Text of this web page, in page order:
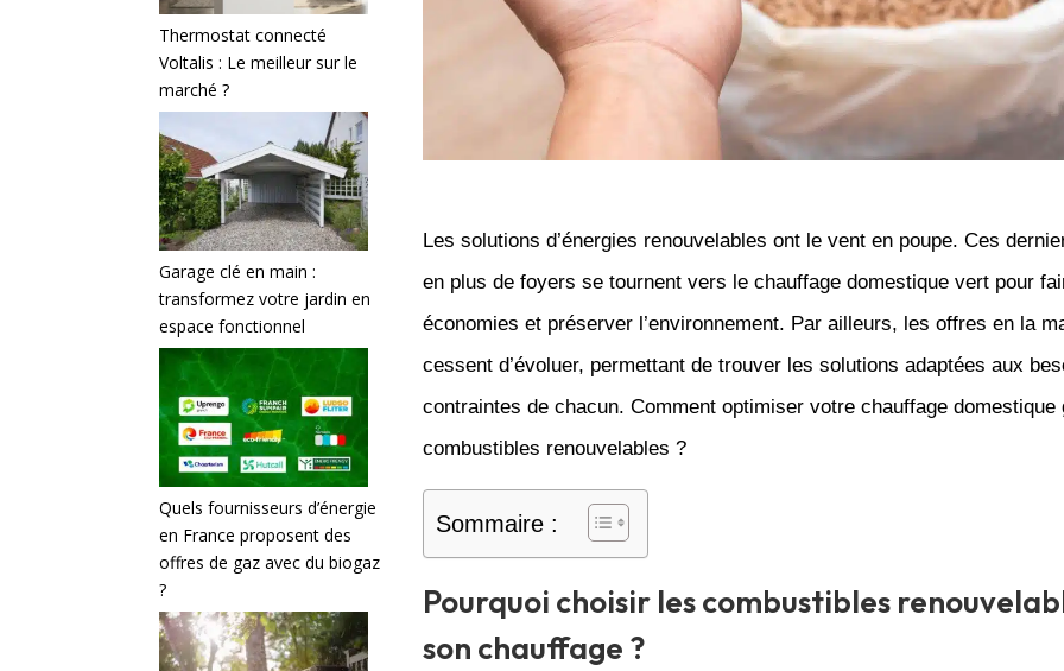
Thermostat connecté
Voltalis : Le meilleur sur le
marché ?
Garage clé en main :
transformez votre jardin en
espace fonctionnel
Quels fournisseurs d’énergie
en France proposent des
offres de gaz avec du biogaz
?
Les solutions d’énergies renouvelables ont le vent en poupe. Ces
en plus de foyers se tournent vers le chauffage domestique vert pour
économies et préserver l’environnement. Par ailleurs, les offres en la
cessent d’évoluer, permettant de trouver les solutions adaptées aux
contraintes de chacun. Comment optimiser votre chauffage domestique
combustibles renouvelables ?
Sommaire :
Pourquoi choisir les combustibles
son chauffage ?